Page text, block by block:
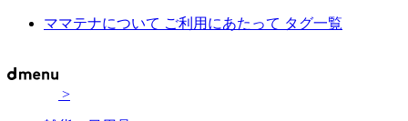
ママテナについて ご利用にあたって タグ一覧
>